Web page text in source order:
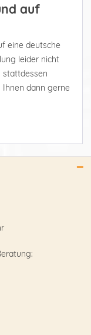
auf
eine deutsche
leider nicht
stattdessen
dann gerne